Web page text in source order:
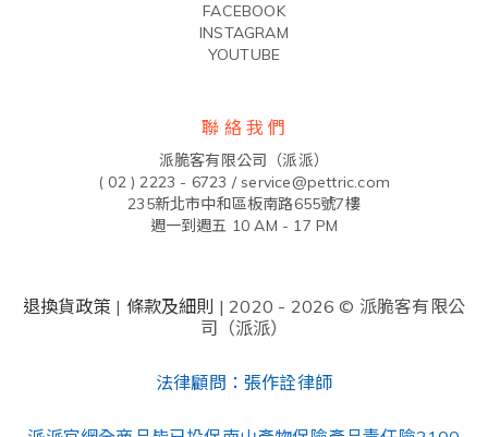
FACEBOOK
INSTAGRAM
YOUTUBE
聯 絡 我 們
派脆客有限公司（派派）
( 02 ) 2223 - 6723 / service@pettric.com
235新北市中和區板南路655號7樓
週一到週五 10 AM - 17 PM
退換貨政策 | 條款及細則 | 2020 - 2026 © 派脆客有限公
司（派派）
法律顧問：張作詮律師